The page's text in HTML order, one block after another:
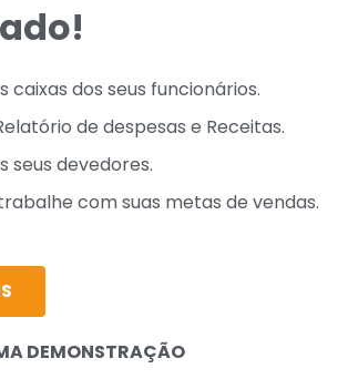
caixas dos seus funcionários.
de despesas e Receitas.
seus devedores.
com suas metas de vendas.
DEMONSTRAÇÃO